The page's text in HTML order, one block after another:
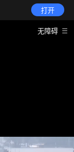
打开
无障碍